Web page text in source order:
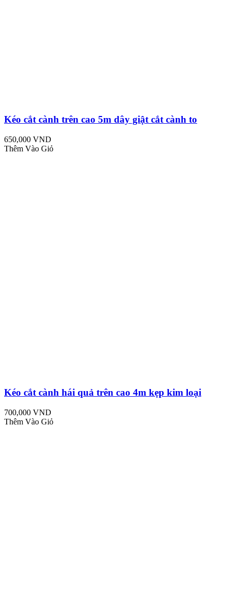
Kéo cắt cành trên cao 5m dây giật cắt cành to
650,000 VND
Thêm Vào Giỏ
Kéo cắt cành hái quả trên cao 4m kẹp kim loại
700,000 VND
Thêm Vào Giỏ